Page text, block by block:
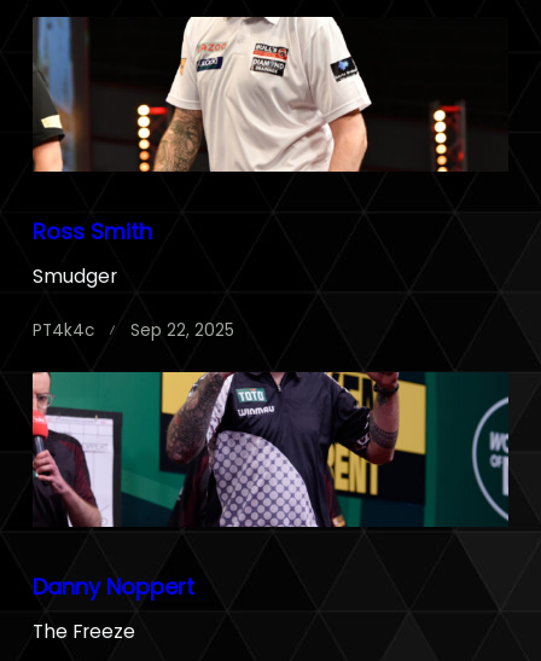
Ross Smith
Smudger
PT4k4c Sep 22, 2025
Danny Noppert
The Freeze